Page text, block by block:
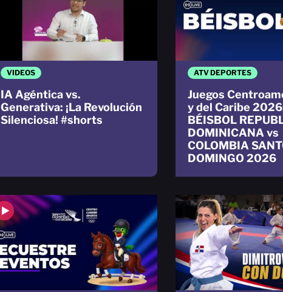
VIDEOS
IA Agéntica vs.
Generativa: ¡La Revolución
Silenciosa! #shorts
ATV DEPORTES
Juegos
y del Caribe
BÉISBOL
DOMINICANA vs
COLOMBIA
DOMINGO 2026